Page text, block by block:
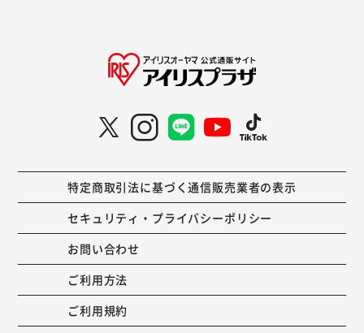
特定商取引法に基づく通信販売業者の表示
セキュリティ・プライバシーポリシー
お問い合わせ
ご利用方法
ご利用規約